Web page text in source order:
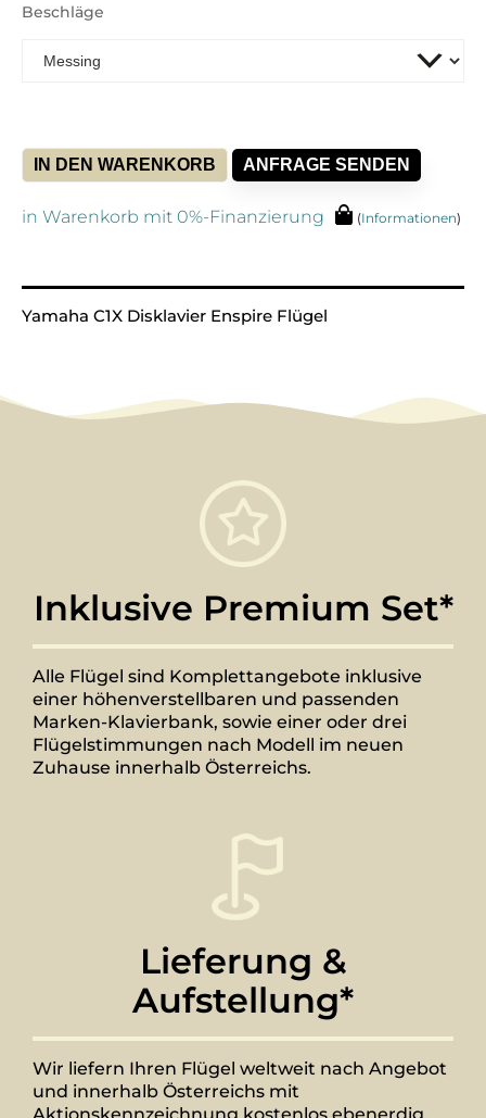
Beschläge
IN DEN WARENKORB ANFRAGE SENDEN
in Warenkorb mit 0%-Finanzierung (Informationen)
Yamaha C1X Disklavier Enspire Flügel
Inklusive Premium Set*
Alle Flügel sind Komplettangebote inklusive
einer höhenverstellbaren und passenden
Marken-Klavierbank, sowie einer oder drei
Flügelstimmungen nach Modell im neuen
Zuhause innerhalb Österreichs.
Lieferung &
Aufstellung*
Wir liefern Ihren Flügel weltweit nach Angebot
und innerhalb Österreichs mit
Aktionskennzeichnung kostenlos ebenerdig.